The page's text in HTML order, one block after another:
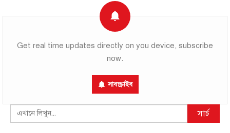
Get real time updates directly on you device, subscribe
now.
সাবস্ক্রাইব
Search সার্চ